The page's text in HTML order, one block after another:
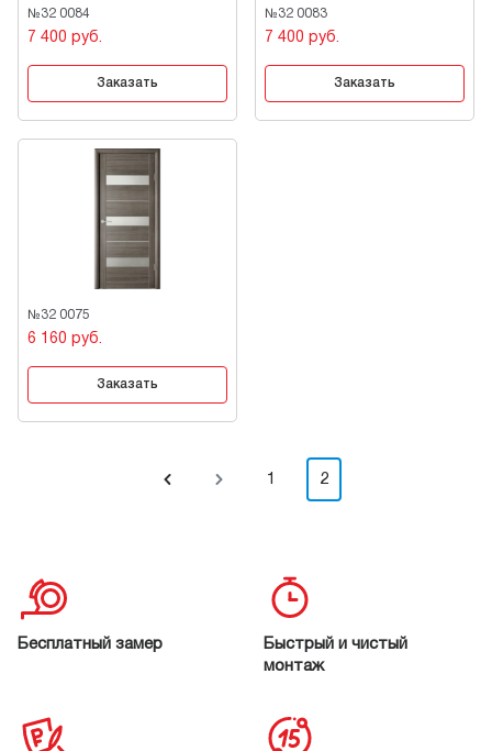
№32 0084
7 400 руб.
Заказать
№32 0083
7 400 руб.
Заказать
№32 0075
6 160 руб.
Заказать
1 2
Бесплатный замер
Быстрый и чистый
монтаж